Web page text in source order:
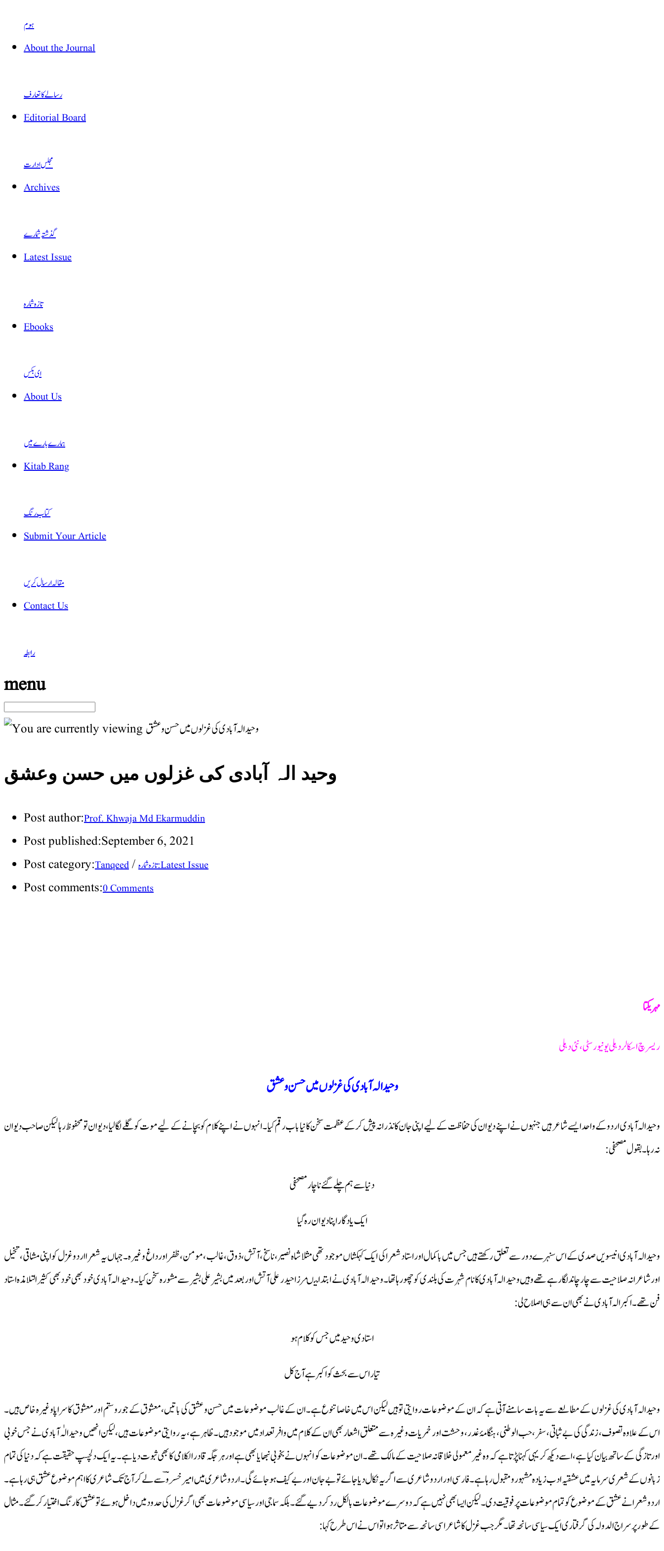
ہوم
About the Journal
رسالے کا تعارف
Editorial Board
مجلس ادارت
Archives
گذشتہ شمارے
Latest Issue
تازہ شمارہ
Ebooks
ای بکس
About Us
ہمارے بارے میں
Kitab Rang
کتاب رنگ
Submit Your Article
مقالہ ارسال کریں
Contact Us
رابطہ
menu
وحید الہ آبادی کی غزلوں میں حسن وعشق
Post author:Prof. Khwaja Md Ekarmuddin
Post published:September 6, 2021
Post category:Tanqeed / تازہ شمارہ : Latest Issue
Post comments:0 Comments
مہر یکتا
ریسرچ اسکالر دہلی یونیورسٹی ، نئی دہلی
وحید الہ آبادی کی غزلوں میں حسن وعشق
وحید الہ آبادی اردو کے واحد ایسے شاعر ہیں جنہوں نے اپنے دیوان کی حفاظت کے لیے اپنی جان کا نذرانہ پیش کرکے عظمت سخن کا نیا باب رقم کیا ۔انہوں نے اپنے کلام کو بچانے کے لیے موت کو گلے لگالیا، دیوان تو محفوظ رہا لیکن صاحب دیوان
نہ رہا۔ بقول مصحفی:
دنیا سے ہم چلے گئے ناچار مصحفی
ایک یادگار اپنا دیوان رہ گیا
وحید الہ آبادی انیسویں صدی کے اس سنہرے دور سے تعلق رکھتے ہیں جس میں با کمال اور استاد شعرا کی ایک کہکشاں موجود تھی مثلا شاہ نصیر ،ناسخ،آتش،ذوق،غالب،مومن،ظفر اور داغ وغیرہ۔جہاں یہ شعرا اردو غزل کو اپنی مشاقی ،تخیل
اور شاعرانہ صلاحیت سے چارچاندلگا رہے تھے وہیں وحید الہ آبادی کا نام شہرت کی بلندی کو چھو رہا تھا۔وحید الہ آبادی نے ابتدا میںمرزا حیدر علی آتش اور بعد میں بشیرعلی بشیر سے مشورہ سخن کیا۔وحید الہ آبادی خود بھی خو د بھی کثیرالتلامذہ استاد
فن تھے۔اکبر الہ آبادی نے بھی ان سے ہی اصلاح لی:
استادی وحید میں جس کو کلام ہو
تیار اس سے بحث کو اکبر ہے آج کل
وحید الہ آبادی کی غزلوں کے مطالعے سے یہ بات سامنے آتی ہے کہ ان کے موضوعات روایتی تو ہیں لیکن اس میں خاصا تنوع ہے۔ان کے غالب موضوعات میں حسن و عشق کی باتیں، معشوق کے جور و ستم اور معشوق کا سراپا وغیرہ خاص ہیں۔
اس کے علاوہ تصوف، زندگی کی بے ثباتی، سفر، حب الوطنی، ہنگامۂ غدر، وحشت اور خمریات وغیرہ سے متعلق اشعار بھی ان کے کلام میں وافر تعداد میں موجود ہیں۔ظاہر ہے،یہ روایتی موضوعات ہیں،لیکن انھیں وحید الہٰ آبادی نے جس خوبی
اور تازگی کے ساتھ بیان کیا ہے، اسے دیکھ کر یہی کہنا پڑتا ہے کہ وہ غیرمعمولی خلاقانہ صلاحیت کے مالک تھے۔ ان موضوعات کو انہوں نے بخوبی نبھایا بھی ہے اور ہر جگہ قادر الکلامی کا بھی ثبوت دیا ہے۔ یہ ایک دلچسپ حقیقت ہے کہ دنیا کی تمام
زبانوں کے شعری سرمایہ میں عشقیہ ادب زیادہ مشہورومقبول رہا ہے۔ فارسی اور اردو شاعری سے اگر یہ نکال دیا جائے تو بے جان اور بے کیف ہوجائے گی۔ اردو شاعری میں امیر خسروؔ سے لے کرآج تک شاعری کا اہم موضوع عشق ہی رہا ہے۔
اردو شعرا نے عشق کے موضوع کو تمام موضوعات پر فوقیت دی۔ لیکن ایسا بھی نہیں ہے کہ دوسرے موضوعات بالکل رد کردیے گئے۔ بلکہ سماجی اور سیاسی موضوعات بھی اگر غزل کی حدود میں داخل ہوئے تو عشق کا رنگ اختیار کرگئے۔ مثال
کے طور پر سراج الدولہ کی گرفتاری ایک سیاسی سانحہ تھا۔ مگر جب غزل کا شاعر اسی سانحہ سے متاثر ہوا تواس نے اس طرح کہا :